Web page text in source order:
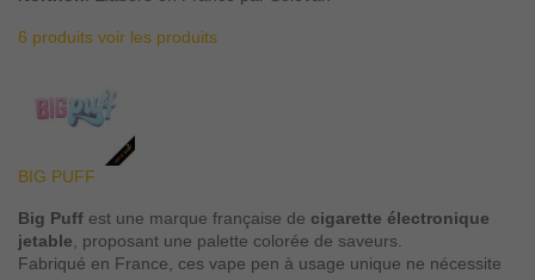
6 produits voir les produits
BIG PUFF
Big Puff est une marque française de cigarette électronique
jetable , proposant une palette colorée de saveurs.
Fabriqué en France, ces vape pen à usage unique ne nécessite